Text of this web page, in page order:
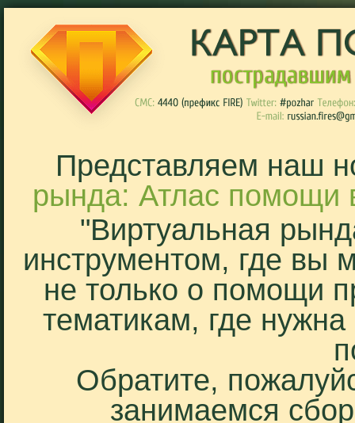
Представляем наш
рында: Атлас помощи
"Виртуальная
инструментом, где вы
не только о помощи
тематикам, где
Обратите,
занимаемся